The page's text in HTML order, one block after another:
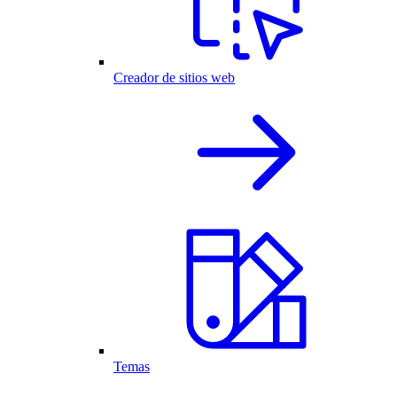
Creador de sitios web
Temas